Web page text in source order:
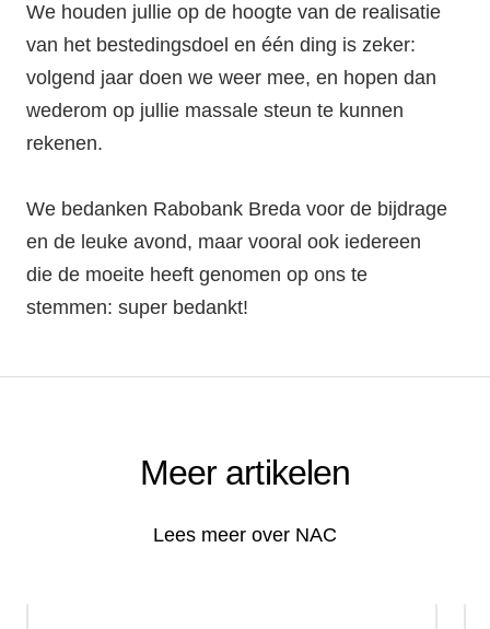
We houden jullie op de hoogte van de realisatie
van het bestedingsdoel en één ding is zeker:
volgend jaar doen we weer mee, en hopen dan
wederom op jullie massale steun te kunnen
rekenen.
We bedanken Rabobank Breda voor de bijdrage
en de leuke avond, maar vooral ook iedereen
die de moeite heeft genomen op ons te
stemmen: super bedankt!
Meer artikelen
Lees meer over NAC